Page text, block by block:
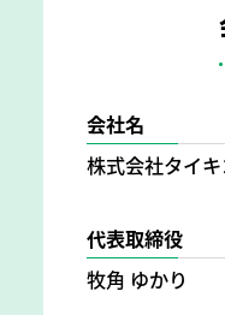
会社名
株式会社タイ
代表取締役
牧角 ゆかり